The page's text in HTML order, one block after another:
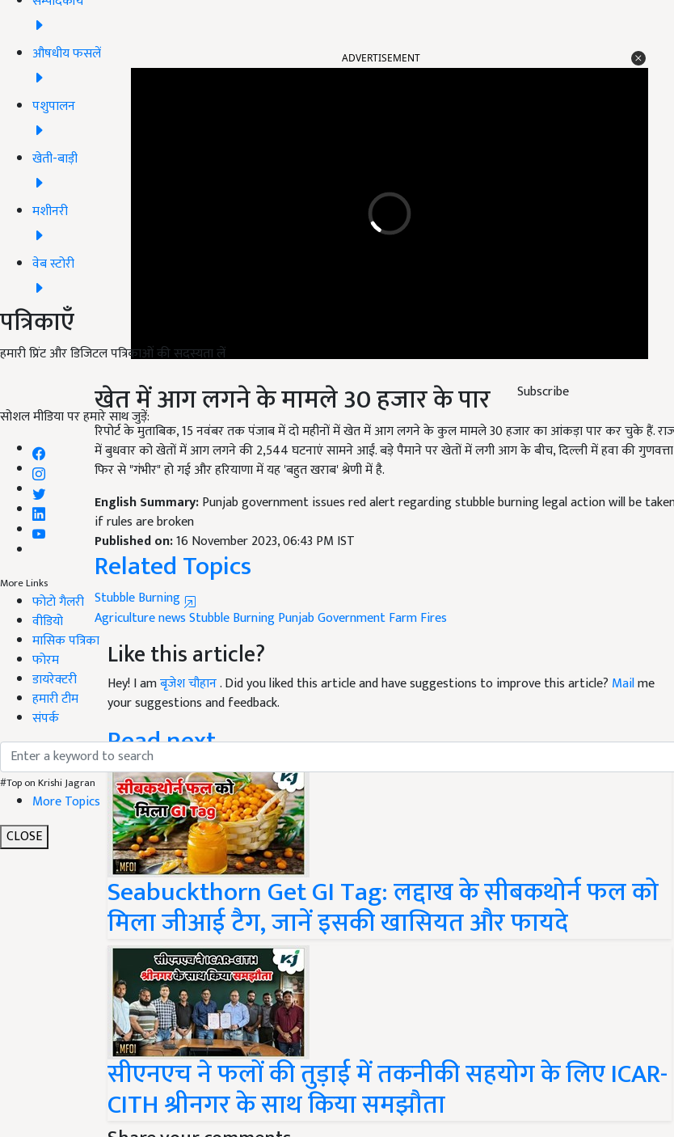
औषधीय फसलें
पशुपालन
खेती-बाड़ी
मशीनरी
वेब स्टोरी
पत्रिकाएँ
हमारी प्रिंट और डिजिटल पत्रिकाओं की सदस्यता लें
Subscribe
सोशल मीडिया पर हमारे साथ जुड़ें:
More Links
फोटो गैलरी
वीडियो
मासिक पत्रिका
फोरम
डायरेक्टरी
हमारी टीम
संपर्क
#Top on Krishi Jagran
More Topics
CLOSE
खेत में आग लगने के मामले 30 हजार के पार
रिपोर्ट के मुताबिक, 15 नवंबर तक पंजाब में दो महीनों में खेत में आग लगने के कुल मामले 30 हजार का आंकड़ा पार कर चुके हैं. राज्य
में बुधवार को खेतों में आग लगने की 2,544 घटनाएं सामने आईं. बड़े पैमाने पर खेतों में लगी आग के बीच, दिल्ली में हवा की गुणवत्ता
फिर से "गंभीर" हो गई और हरियाणा में यह 'बहुत खराब' श्रेणी में है.
English Summary:
Punjab government issues red alert regarding stubble burning legal action will be taken
if rules are broken
Published on:16 November 2023, 06:43 PM IST
Related Topics
Stubble Burning
Agriculture newsStubble Burning
Like this article?
Hey! I amबृजेश चौहान. Did you liked this article and have suggestions to improve this article?
your suggestions and feedback.
Read next
Seabuckthorn Get GI Tag: लद्दाख के सीबकथोर्न फल को
मिला जीआई टैग, जानें इसकी खासियत और फायदे
सीएनएच ने फलों की तुड़ाई में तकनीकी सहयोग के लिए ICAR-
CITH श्रीनगर के साथ किया समझौता
Share your comments